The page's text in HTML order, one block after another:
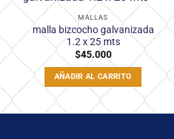
Añadir
lista
de
deseos
MALLAS
malla bizcocho galvanizada
1.2 x 25 mts
$45.000
AÑADIR AL CARRITO